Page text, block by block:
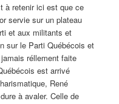
à retenir ici est que ce
servie sur un plateau
et aux militants et
sur le Parti Québécois et
réllement faite
est arrivé
René
à avaler. Celle de